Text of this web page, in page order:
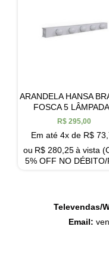
ARANDELA HANSA
FOSCA 5
R$ 295,00
Em até 4x de R$
ou R$ 280,25à vista
5% OFF NO DÉBITO/
Televendas/
Email: